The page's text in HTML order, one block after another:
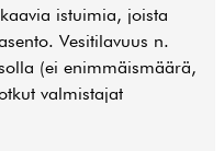
istuimia, joista
Vesitilavuus n.
(ei enimmäismäärä,
valmistajat